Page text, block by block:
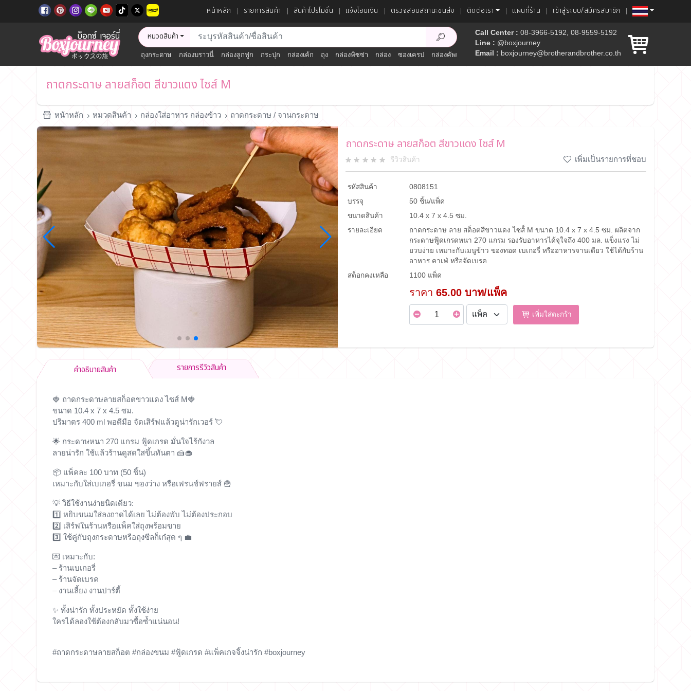
หน้าหลัก รายการสินค้า สินค้าโปรโมชั่น แจ้งโอนเงิน ตรวจสอบสถานะขนส่ง ติดต่อเรา แผนที่ร้าน เข้าสู่ระบบ/สมัครสมาชิก
หมวดสินค้า
ถุงกระดาษ กล่องบราวนี่ กล่องลูกฟูก กระปุก กล่องเค้ก ถุง กล่องพิซซ่า กล่อง ซองเครป กล่องคัพเค้ก
Call Center : 08-3966-5192, 08-9559-5192
Line : @boxjourney
Email : boxjourney@brotherandbrother.co.th
ถาดกระดาษ ลายสก็อต สีขาวแดง ไซส์ M
หน้าหลัก หมวดสินค้า กล่องใส่อาหาร กล่องข้าว ถาดกระดาษ / จานกระดาษ
ถาดกระดาษ ลายสก็อต สีขาวแดง ไซส์ M
รีวิวสินค้า เพิ่มเป็นรายการที่ชอบ
รหัสสินค้า
0808151
บรรจุ
50 ชิ้น/แพ็ค
ขนาดสินค้า
10.4 x 7 x 4.5 ซม.
รายละเอียด
ถาดกระดาษ ลาย สต็อตสีขาวแดง ไซส์์ M ขนาด 10.4 x 7 x 4.5 ซม. ผลิตจาก
กระดาษฟู้ดเกรดหนา 270 แกรม รองรับอาหารได้จุใจถึง 400 มล. แข็งแรง ไม่
ยวบง่าย เหมาะกับเมนูข้าว ของทอด เบเกอรี่ หรืออาหารจานเดียว ใช้ได้กับร้าน
อาหาร คาเฟ่ หรือจัดเบรค
สต็อกคงเหลือ
1100 แพ็ค
ราคา 65.00 บาท/แพ็ค
เพิ่มใส่ตะกร้า
คำอธิบายสินค้า รายการรีวิวสินค้า
🍓 ถาดกระดาษลายสก็อตขาวแดง ไซส์ M🍓
ขนาด 10.4 x 7 x 4.5 ซม.
ปริมาตร 400 ml พอดีมือ จัดเสิร์ฟแล้วดูน่ารักเวอร์ 💘
🌟 กระดาษหนา 270 แกรม ฟู้ดเกรด มั่นใจไร้กังวล
ลายน่ารัก ใช้แล้วร้านดูสดใสขึ้นทันตา 🍰🧁
📦 แพ็คละ 100 บาท (50 ชิ้น)
เหมาะกับใส่เบเกอรี่ ขนม ของว่าง หรือเฟรนช์ฟรายส์ 🍟
💡 วิธีใช้งานง่ายนิดเดียว:
1️⃣ หยิบขนมใส่ลงถาดได้เลย ไม่ต้องพับ ไม่ต้องประกอบ
2️⃣ เสิร์ฟในร้านหรือแพ็คใส่ถุงพร้อมขาย
3️⃣ ใช้คู่กับถุงกระดาษหรือถุงซีลก็เก๋สุด ๆ 💼
💌 เหมาะกับ:
– ร้านเบเกอรี่
– ร้านจัดเบรค
– งานเลี้ยง งานปาร์ตี้
✨ ทั้งน่ารัก ทั้งประหยัด ทั้งใช้ง่าย
ใครได้ลองใช้ต้องกลับมาซื้อซ้ำแน่นอน!
#ถาดกระดาษลายสก็อต #กล่องขนม #ฟู้ดเกรด #แพ็คเกจจิ้งน่ารัก #boxjourney